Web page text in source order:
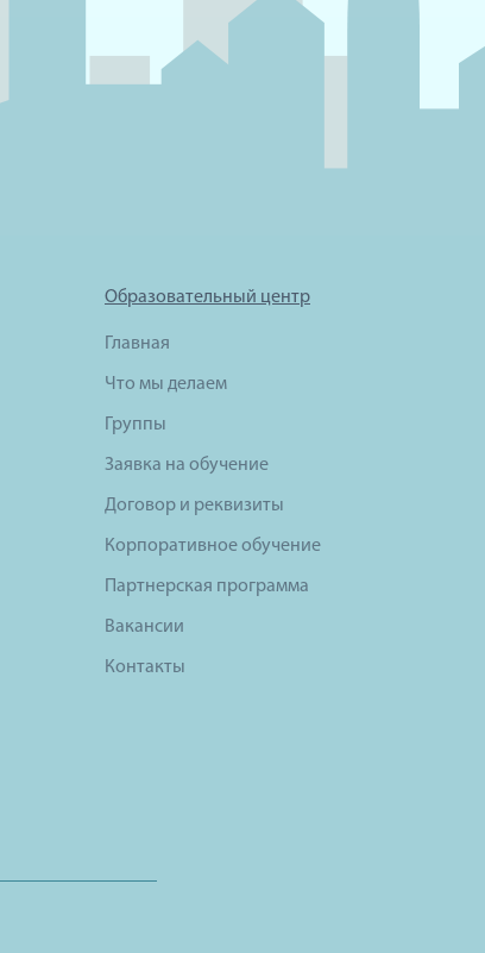
Образовательный центр
Главная
Что мы делаем
Группы
Заявка на обучение
Договор и реквизиты
Корпоративное обучение
Партнерская программа
Вакансии
Контакты